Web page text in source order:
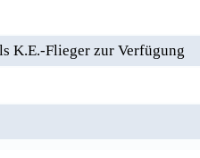
K.E.-Flieger zur Verfügung